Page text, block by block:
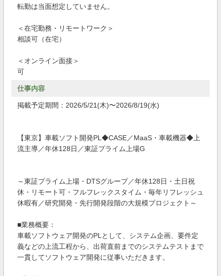
転勤は当面想定していません。
＜在宅勤務・リモートワーク＞
相談可（在宅）
＜オンライン面接＞
可
仕事内容
掲載予定期間：2026/5/21(木)〜2026/8/19(水)
【東京】車載ソフト開発PL◆CASE／MaaS・車載機器◆上
流主導／年休128日／東証プライム上場G
～東証プライム上場・DTSグループ／年休128日・土日祝
休・リモート可・フルフレックスタイム・毎年リフレッシュ
休暇有／研究開発・先行開発段階の大規模プロジェクト～
■業務概要：
車載ソフトウェア開発のPLとして、システム企画、要件定
義などの上流工程から、出荷直前までのシステムテストまで
一貫してソフトウェア開発に従事いただきます。